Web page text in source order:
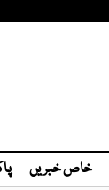
خاص خبریں